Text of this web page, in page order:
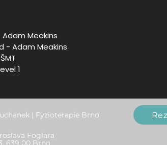
Meakins
- Adam Meakins
1
| Fyzioterapie Brno
Foglara
639 00 Brno